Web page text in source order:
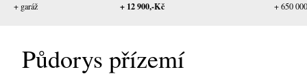
+ garáž
+ 12 900,-Kč + 650
Půdorys přízemí